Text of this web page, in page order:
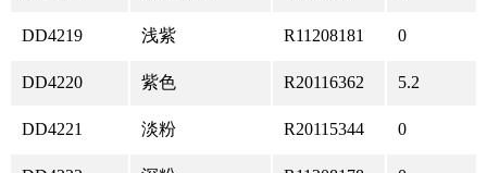
DD4219 浅紫 R11208181 0
DD4220 紫色 R20116362 5.2
DD4221 淡粉 R20115344 0